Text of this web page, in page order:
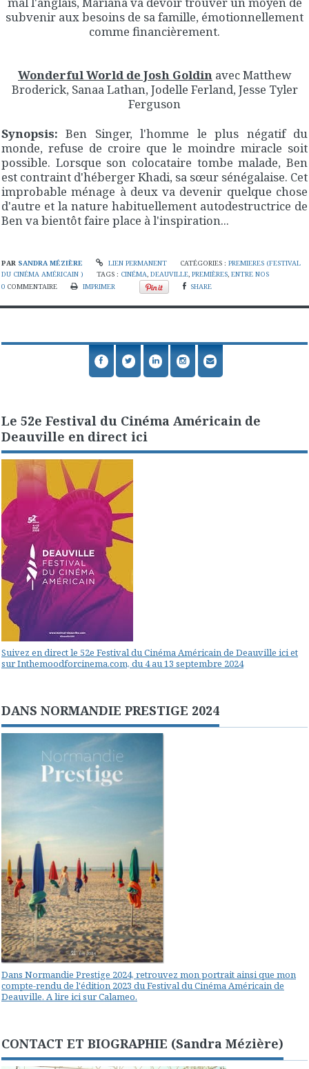
subvenir aux besoins de sa famille, émotionnellement
comme financièrement.
Wonderful World de Josh Goldin avec Matthew
Broderick, Sanaa Lathan, Jodelle Ferland, Jesse Tyler
Ferguson
Synopsis: Ben Singer, l'homme le plus négatif du
monde, refuse de croire que le moindre miracle soit
possible. Lorsque son colocataire tombe malade, Ben
est contraint d'héberger Khadi, sa sœur sénégalaise. Cet
improbable ménage à deux va devenir quelque chose
d'autre et la nature habituellement autodestructrice de
Ben va bientôt faire place à l'inspiration...
PAR SANDRA MÉZIÈRE LIEN PERMANENT CATÉGORIES :PREMIERES (FESTIVAL
DU CINÉMA AMÉRICAIN )
TAGS : CINÉMA ,DEAUVILLE ,PREMIÈRES ,ENTRE NOS
0 COMMENTAIRE IMPRIMER SHARE
Le 52e Festival du Cinéma Américain de
Deauville en direct ici
Suivez en direct le 52e Festival du Cinéma Américain de Deauville ici et
sur Inthemoodforcinema.com, du 4 au 13 septembre 2024
DANS NORMANDIE PRESTIGE 2024
Dans Normandie Prestige 2024, retrouvez mon portrait ainsi que mon
compte-rendu de l'édition 2023 du Festival du Cinéma Américain de
Deauville. A lire ici sur Calameo.
CONTACT ET BIOGRAPHIE (Sandra Mézière)